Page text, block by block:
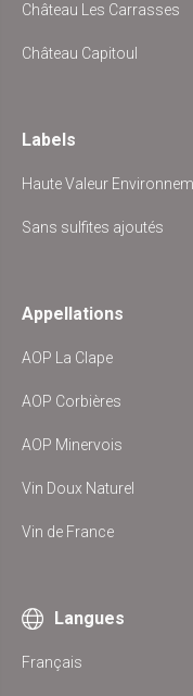
Château Les Carrasses
Château Capitoul
Labels
Haute Valeur
Sans sulfites ajoutés
Appellations
AOP La Clape
AOP Corbières
AOP Minervois
Vin Doux Naturel
Vin de France
Langues
Français